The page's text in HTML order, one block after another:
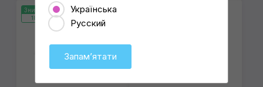
Знижка 15%
186:13:19
1
Українська
Русский
Запамʼятати